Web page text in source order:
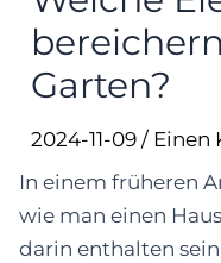
Garten?
2024-11-09/ Einen
In einem früheren
wie man einen
darin enthalten